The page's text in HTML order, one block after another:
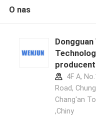
O nas
4F A,
Road,
Chang'an
,Chiny